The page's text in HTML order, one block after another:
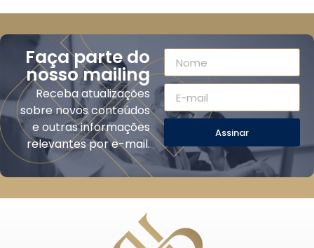
Faça parte do
nosso mailing
Receba atualizações
sobre novos conteúdos
e outras informações
relevantes por e-mail.
Assinar